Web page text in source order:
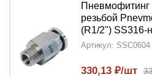
Для демонтажа нажмите
Идеальный выбор для:
Промышленных
Пневмофитинг
резьбой
(R1/2") SS316-
Артикул: SSC0604
330,13 ₽/шт